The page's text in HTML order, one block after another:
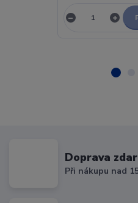
Doprava
Při nákupu nad